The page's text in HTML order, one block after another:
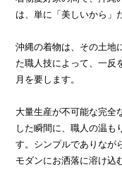
は、単に「美しいから」
沖縄の着物は、その土地
た職人技によって、一反
月を要します。
大量生産が不可能な完全
した瞬間に、職人の温も
す。シンプルでありなが
モダンにお洒落に溶け込